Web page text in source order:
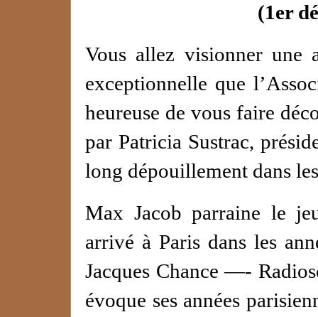
(1er
Vous allez visionner une
exceptionnelle que
heureuse de vous faire
par Patricia Sustrac,
long dépouillement dans
Max Jacob parraine le
arrivé à Paris dans les
Jacques Chance —-
évoque ses années